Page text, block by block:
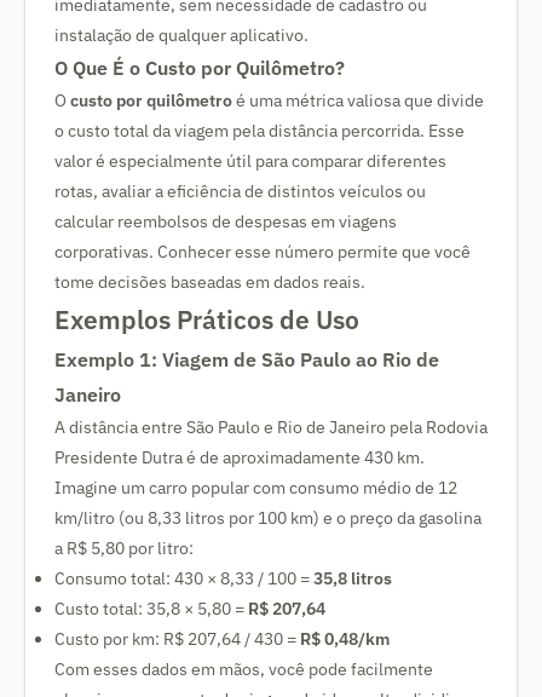
imediatamente, sem necessidade de cadastro ou
instalação de qualquer aplicativo.
O Que É o Custo por Quilômetro?
O custo por quilômetroé uma métrica valiosa que divide
o custo total da viagem pela distância percorrida. Esse
valor é especialmente útil para comparar diferentes
rotas, avaliar a eficiência de distintos veículos ou
calcular reembolsos de despesas em viagens
corporativas. Conhecer esse número permite que você
tome decisões baseadas em dados reais.
Exemplos Práticos de Uso
Exemplo 1: Viagem de São Paulo ao Rio de
Janeiro
A distância entre São Paulo e Rio de Janeiro pela Rodovia
Presidente Dutra é de aproximadamente 430 km.
Imagine um carro popular com consumo médio de 12
km/litro (ou 8,33 litros por 100 km) e o preço da gasolina
a R$ 5,80 por litro:
Consumo total: 430 × 8,33 / 100 =35,8 litros
Custo total: 35,8 × 5,80 = R$ 207,64
Custo por km: R$ 207,64 / 430 = R$ 0,48/km
Com esses dados em mãos, você pode facilmente